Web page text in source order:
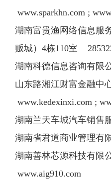
www.sparkhn.com ;
湖南富贵渔网络信息
贩城）4栋110室
湖南科德信息咨询有限
山东路湘江财富金融中
www.kedexinxi.com ;
湖南兰天车城汽车销
湖南省君道商业管理
湖南善林芯源科技有
www.aig910.com